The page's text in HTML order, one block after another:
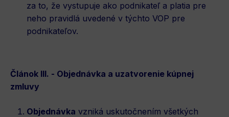
za to, že vystupuje ako podnikateľ a platia pre
neho pravidlá uvedené v týchto VOP pre
podnikateľov.
Článok III. - Objednávka a uzatvorenie kúpnej
zmluvy
Objednávka vzniká uskutočnením všetkých